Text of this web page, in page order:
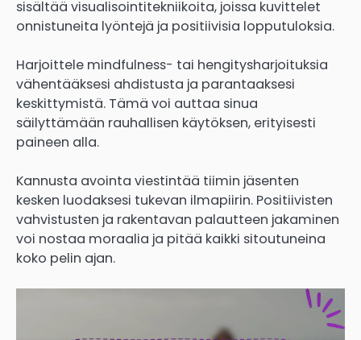
sisältää visualisointitekniikoita, joissa kuvittelet
onnistuneita lyöntejä ja positiivisia lopputuloksia.
Harjoittele mindfulness- tai hengitysharjoituksia
vähentääksesi ahdistusta ja parantaaksesi
keskittymistä. Tämä voi auttaa sinua
säilyttämään rauhallisen käytöksen, erityisesti
paineen alla.
Kannusta avointa viestintää tiimin jäsenten
kesken luodaksesi tukevan ilmapiirin. Positiivisten
vahvistusten ja rakentavan palautteen jakaminen
voi nostaa moraalia ja pitää kaikki sitoutuneina
koko pelin ajan.